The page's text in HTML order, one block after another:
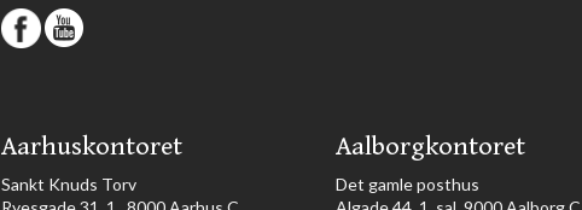
​
​Aarhuskontoret
​Sankt Knuds Torv
Aalborgkontoret
​Det gamle posthus